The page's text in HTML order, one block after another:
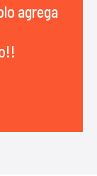
agrega